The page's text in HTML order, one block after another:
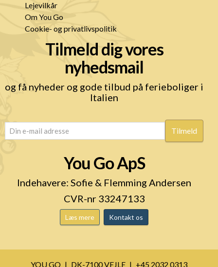
Lejevilkår
Om You Go
Cookie- og privatlivspolitik
Tilmeld dig vores
nyhedsmail
og få nyheder og gode tilbud på ferieboliger i
Italien
(Påkrævet)
You Go ApS
Indehavere: Sofie & Flemming Andersen
CVR-nr 33247133
Læs mere Kontakt os
YOU GO DK-7100 VEJLE +45 2032 0313